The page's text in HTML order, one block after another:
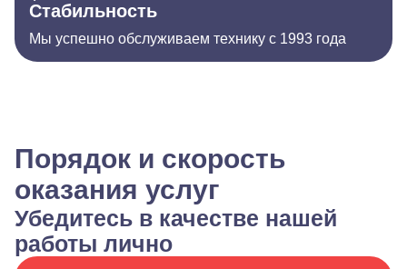
Стабильность
Мы успешно обслуживаем технику с 1993 года
Порядок и скорость
оказания услуг
Убедитесь в качестве нашей
работы лично